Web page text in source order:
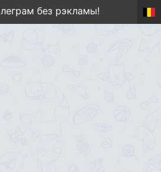
без рэкламы!